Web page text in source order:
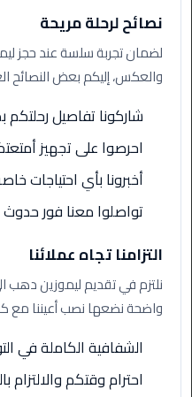
ليموزين
مطار
الغردقة
ليموزين
مطار
القاهرة
أسعار
ليموزين
مطار
شرم
الشيخ
مطار
القاهرة
نصائح لرحلة مريحة
لضمان تجربة سلسة عند حجز
والعكس، إليكم بعض النصائح
شاركونا تفاصيل
احرصوا على تجهيز
أخبرونا بأي احتياجات
تواصلوا معنا فور
التزامنا تجاه عملائنا
نلتزم في تقديم ليموزين دهب
واضحة نضعها نصب أعيننا مع
الشفافية الكاملة في
احترام وقتكم والالتزام